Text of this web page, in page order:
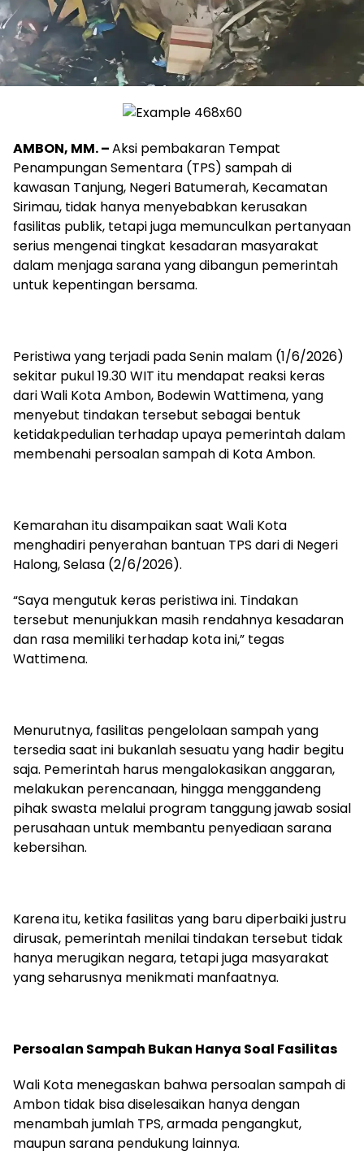
AMBON, MM. –Aksi pembakaran Tempat
Penampungan Sementara (TPS) sampah di
kawasan Tanjung, Negeri Batumerah, Kecamatan
Sirimau, tidak hanya menyebabkan kerusakan
fasilitas publik, tetapi juga memunculkan pertanyaan
serius mengenai tingkat kesadaran masyarakat
dalam menjaga sarana yang dibangun pemerintah
untuk kepentingan bersama.
Peristiwa yang terjadi pada Senin malam (1/6/2026)
sekitar pukul 19.30 WIT itu mendapat reaksi keras
dari Wali Kota Ambon, Bodewin Wattimena, yang
menyebut tindakan tersebut sebagai bentuk
ketidakpedulian terhadap upaya pemerintah dalam
membenahi persoalan sampah di Kota Ambon.
Kemarahan itu disampaikan saat Wali Kota
menghadiri penyerahan bantuan TPS dari di Negeri
Halong, Selasa (2/6/2026).
“Saya mengutuk keras peristiwa ini. Tindakan
tersebut menunjukkan masih rendahnya kesadaran
dan rasa memiliki terhadap kota ini,” tegas
Wattimena.
Menurutnya, fasilitas pengelolaan sampah yang
tersedia saat ini bukanlah sesuatu yang hadir begitu
saja. Pemerintah harus mengalokasikan anggaran,
melakukan perencanaan, hingga menggandeng
pihak swasta melalui program tanggung jawab sosial
perusahaan untuk membantu penyediaan sarana
kebersihan.
Karena itu, ketika fasilitas yang baru diperbaiki justru
dirusak, pemerintah menilai tindakan tersebut tidak
hanya merugikan negara, tetapi juga masyarakat
yang seharusnya menikmati manfaatnya.
Persoalan Sampah Bukan Hanya Soal Fasilitas
Wali Kota menegaskan bahwa persoalan sampah di
Ambon tidak bisa diselesaikan hanya dengan
menambah jumlah TPS, armada pengangkut,
maupun sarana pendukung lainnya.